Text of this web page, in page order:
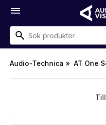
menu
Audio-Technica » AT One